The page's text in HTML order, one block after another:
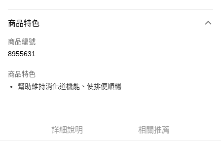
信用卡一次付款
信用卡分期付款
合作金庫商業銀行
華南商業銀行
彰化商業銀行
匯豐（台灣）商業銀行
華泰商業銀行
超商取貨付款
商品特色
商品編號
8955631
商品特色
幫助維持消化道機能、使排便順暢
詳細說明 相關推薦